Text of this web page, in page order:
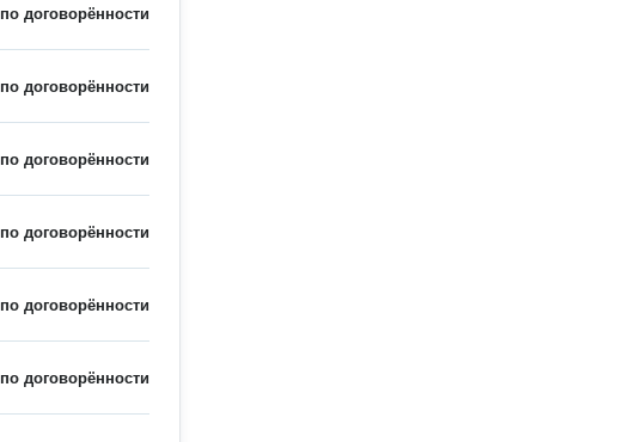
по договорённости
по договорённости
по договорённости
по договорённости
по договорённости
по договорённости